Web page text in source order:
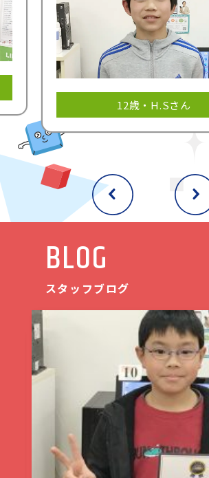
12歳・H.Sさん
BLOG
スタッフブログ